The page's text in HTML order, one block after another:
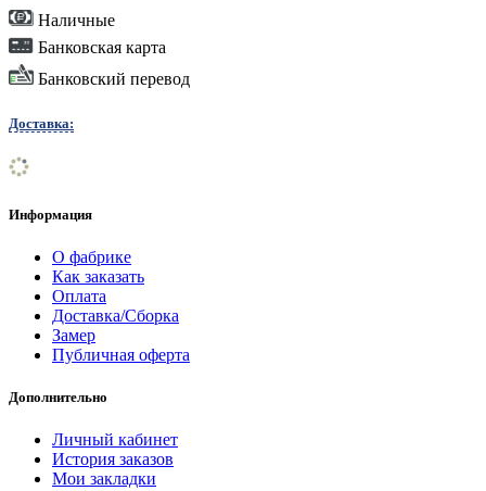
Наличные
Банковская карта
Банковский перевод
Доставка:
Информация
О фабрике
Как заказать
Оплата
Доставка/Сборка
Замер
Публичная оферта
Дополнительно
Личный кабинет
История заказов
Мои закладки